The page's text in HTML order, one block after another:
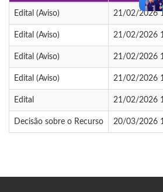
Edital (Aviso) 21/02/2026
Edital (Aviso) 21/02/2026
Edital (Aviso) 21/02/2026
Edital (Aviso) 21/02/2026
Edital 21/02/2026
Decisão sobre o Recurso 20/03/2026